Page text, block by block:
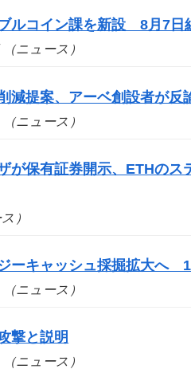
ルコイン課を新設 8月7日
ニュース）
減提案、アーベ創設者が反
ニュース）
が保有証券開示、ETHの
）
ーキャッシュ採掘拡大へ
ニュース）
撃と説明
ニュース）